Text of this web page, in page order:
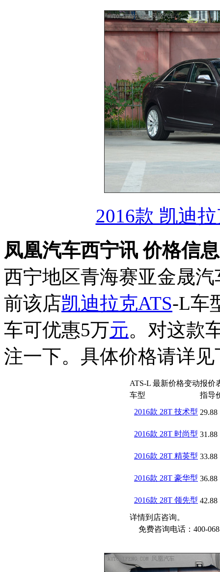
2016款 凯迪
凤凰汽车西宁讯 价格信
西宁地区青海赛亚金晟
前该店凯迪拉克ATS-L车
车可优惠5万元。对这款
注一下。具体价格请详见
ATS-L 最新价格变动报价
车型
指导
2016款 28T 技术型 29.88
2016款 28T 时尚型 31.88
2016款 28T 精英型 33.88
2016款 28T 豪华型 36.88
2016款 28T 领先型 42.88
详情到店咨询。
免费咨询电话：400-